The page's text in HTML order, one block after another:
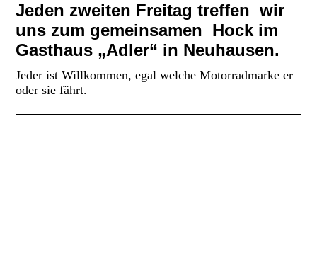
Jeden zweiten Freitag treffen wir
uns zum gemeinsamen Hock im
Gasthaus „Adler“ in Neuhausen.
Jeder ist Willkommen, egal welche Motorradmarke er
oder sie fährt.